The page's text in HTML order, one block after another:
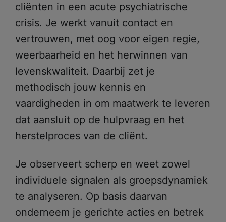
cliënten in een acute psychiatrische
crisis. Je werkt vanuit contact en
vertrouwen, met oog voor eigen regie,
weerbaarheid en het herwinnen van
levenskwaliteit. Daarbij zet je
methodisch jouw kennis en
vaardigheden in om maatwerk te leveren
dat aansluit op de hulpvraag en het
herstelproces van de cliënt.
Je observeert scherp en weet zowel
individuele signalen als groepsdynamiek
te analyseren. Op basis daarvan
onderneem je gerichte acties en betrek